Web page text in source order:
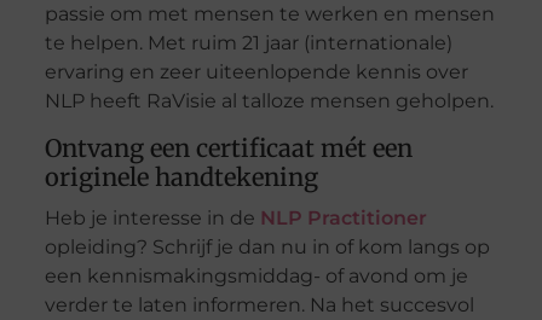
passie om met mensen te werken en mensen
te helpen. Met ruim 21 jaar (internationale)
ervaring en zeer uiteenlopende kennis over
NLP heeft RaVisie al talloze mensen geholpen.
Ontvang een certificaat mét een
originele handtekening
Heb je interesse in de NLP Practitioner
opleiding? Schrijf je dan nu in of kom langs op
een kennismakingsmiddag- of avond om je
verder te laten informeren. Na het succesvol